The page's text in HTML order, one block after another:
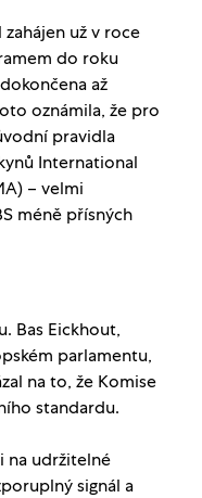
už v roce
do roku
až
oznámila, že pro
pravidla
International
– velmi
méně přísných
Bas Eickhout,
parlamentu,
na to, že Komise
standardu.
na udržitelné
signál a